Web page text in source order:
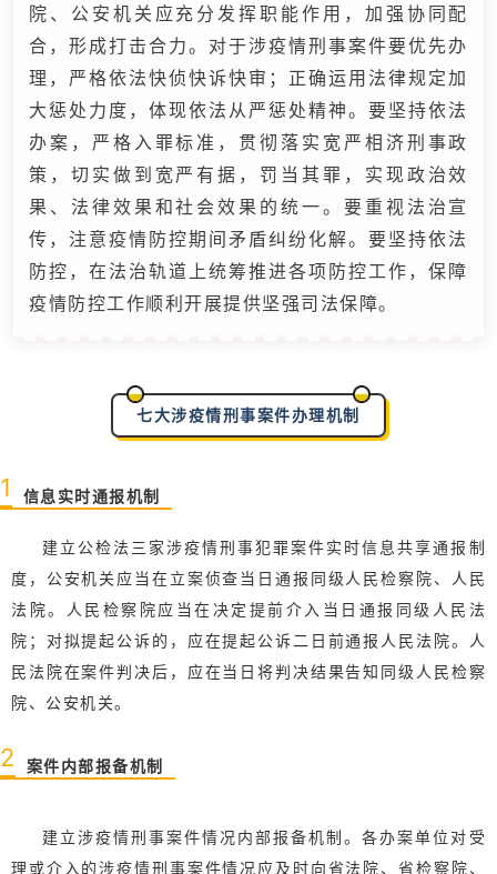
院、公安机关应充分发挥职能作用，加强协同配
合，形成打击合力。对于涉疫情刑事案件要优先办
理，严格依法快侦快诉快审；正确运用法律规定加
大惩处力度，体现依法从严惩处精神。要坚持依法
办案，严格入罪标准，贯彻落实宽严相济刑事政
策，切实做到宽严有据，罚当其罪，实现政治效
果、法律效果和社会效果的统一。要重视法治宣
传，注意疫情防控期间矛盾纠纷化解。要坚持依法
防控，在法治轨道上统筹推进各项防控工作，保障
疫情防控工作顺利开展提供坚强司法保障。
七大涉疫情刑事案件办理机制
1 信息实时通报机制
建立公检法三家涉疫情刑事犯罪案件实时信息共享通报制
度，公安机关应当在立案侦查当日通报同级人民检察院、人民
法院。
人民检察院应当在决定提前介入当日通报同级人民法
院； 对拟提起公诉的，应在提起公诉二日前通报人民法院。
人
民法院在案件判决后，应在当日将判决结果告知同级人民检察
院、公安机关。
2 案件内部报备机制
建立涉疫情刑事案件情况内部报备机制。各办案单位对受
理或介入的涉疫情刑事案件情况应及时向省法院、省检察院、